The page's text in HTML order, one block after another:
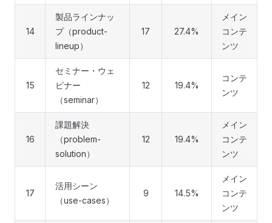
14
製品ラインナッ
プ（product-
lineup）
17 27.4%
メイン
コンテ
ンツ
15
セミナー・ウェ
ビナー
（seminar）
12 19.4%
コンテ
ンツ
16
課題解決
（problem-
solution）
12 19.4%
メイン
コンテ
ンツ
17
活用シーン
（use-cases）
9 14.5%
メイン
コンテ
ンツ